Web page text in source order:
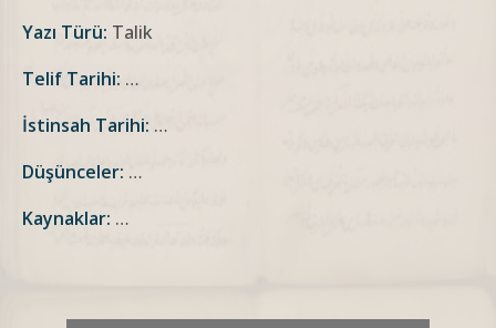
Yazı Türü: Talik
Telif Tarihi: …
İstinsah Tarihi: …
Düşünceler: …
Kaynaklar: …